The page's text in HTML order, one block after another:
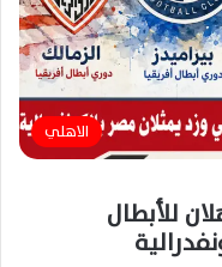
الاهلي
للأبطال